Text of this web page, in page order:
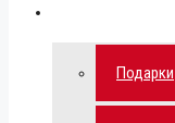
Подарки